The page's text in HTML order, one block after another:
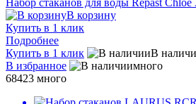
Набор стаканов для воды Repast
В корзину
Купить в 1 клик
Подробнее
Купить в 1 клик
В
В избранное
много
68423 много